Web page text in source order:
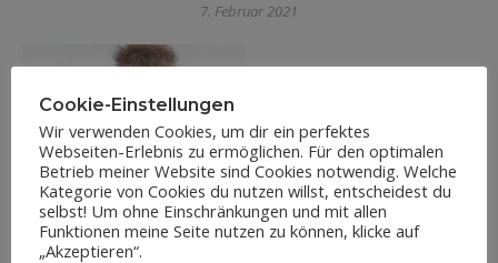
7. Februar 2021
Cookie-Einstellungen
Wir verwenden Cookies, um dir ein perfektes
Webseiten-Erlebnis zu ermöglichen. Für den optimalen
Betrieb meiner Website sind Cookies notwendig. Welche
Kategorie von Cookies du nutzen willst, entscheidest du
selbst! Um ohne Einschränkungen und mit allen
Funktionen meine Seite nutzen zu können, klicke auf
„Akzeptieren“.